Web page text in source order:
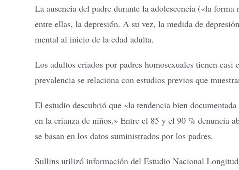
La ausencia del padre durante la adolescencia («la
entre ellas, la depresión. A su vez, la medida de
mental al inicio de la edad adulta.
Los adultos criados por padres homosexuales tienen
prevalencia se relaciona con estudios previos que
El estudio descubrió que «la tendencia bien
en la crianza de niños.» Entre el 85 y el 90 % denuncia
se basan en los datos suministrados por los padres.
Sullins utilizó información del Estudio Nacional